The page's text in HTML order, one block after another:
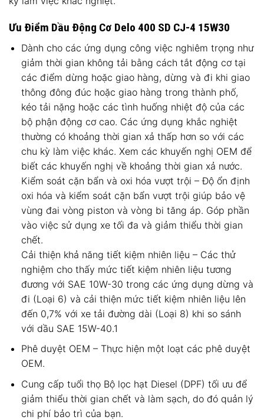
Ưu Điểm Dầu Động Cơ Delo 400 SD CJ-4 15W30
Dành cho các ứng dụng công việc nghiêm trọng như
giảm thời gian không tải bằng cách tắt động cơ tại
các điểm dừng hoặc giao hàng, dừng và đi khi giao
thông đông đúc hoặc giao hàng trong thành phố,
kéo tải nặng hoặc các tình huống nhiệt độ của các
bộ phận động cơ cao. Các ứng dụng khắc nghiệt
thường có khoảng thời gian xả thấp hơn so với các
chu kỳ làm việc khác. Xem các khuyến nghị OEM để
biết các khuyến nghị về khoảng thời gian xả nước.
Kiểm soát cặn bẩn và oxi hóa vượt trội – Độ ổn định
oxi hóa và kiểm soát cặn bẩn vượt trội giúp bảo vệ
vùng đai vòng piston và vòng bi tăng áp. Góp phần
vào việc sử dụng xe tối đa và giảm thiểu thời gian
chết.
Cải thiện khả năng tiết kiệm nhiên liệu – Các thử
nghiệm cho thấy mức tiết kiệm nhiên liệu tương
đương với SAE 10W-30 trong các ứng dụng dừng và
đi (Loại 6) và cải thiện mức tiết kiệm nhiên liệu lên
đến 0,7% với xe tải đường dài (Loại 8) khi so sánh
với dầu SAE 15W-40.1
Phê duyệt OEM – Thực hiện một loạt các phê duyệt
OEM.
Cung cấp tuổi thọ Bộ lọc hạt Diesel (DPF) tối ưu để
giảm thiểu thời gian chết và làm sạch, do đó quản lý
chi phí bảo trì của bạn.